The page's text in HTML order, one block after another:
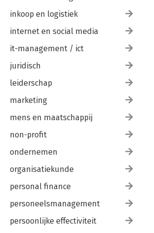
inkoop en logistiek
internet en social media
it-management / ict
juridisch
leiderschap
marketing
mens en maatschappij
non-profit
ondernemen
organisatiekunde
personal finance
personeelsmanagement
persoonlijke effectiviteit